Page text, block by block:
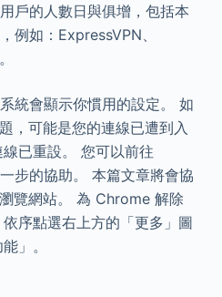
戶的人數日與俱增，包括本
例如：ExpressVPN、
統會顯示你慣用的設定。 如
，可能是您的連線已遭到入
已重設。 您可以前往
步的協助。 本篇文章將會協
覽網站。 為 Chrome 解除
序點選右上方的「更多」圖
」。